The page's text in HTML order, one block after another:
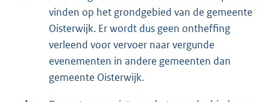
vinden op het grondgebied van de gemeente
Oisterwijk. Er wordt dus geen ontheffing
verleend voor vervoer naar vergunde
evenementen in andere gemeenten dan
gemeente Oisterwijk.